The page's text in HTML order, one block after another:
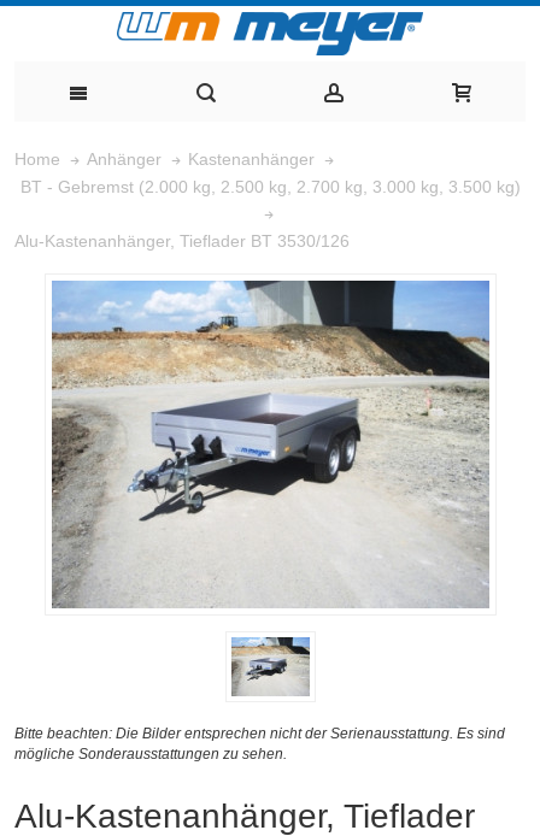
Home Anhänger
Kastenanhänger
BT - Gebremst (2.000 kg, 2.500 kg, 2.700 kg, 3.000 kg, 3.500 kg)
Alu-Kastenanhänger, Tieflader BT 3530/126
Bitte beachten: Die Bilder entsprechen nicht der Serienausstattung. Es sind
mögliche Sonderausstattungen zu sehen.
Alu-Kastenanhänger, Tieflader